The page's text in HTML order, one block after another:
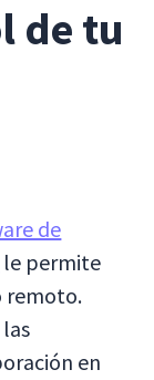
de tu
de
le permite
remoto.
en